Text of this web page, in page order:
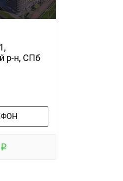
р-н, СПб